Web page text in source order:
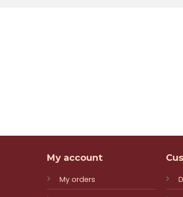
My account
My orders